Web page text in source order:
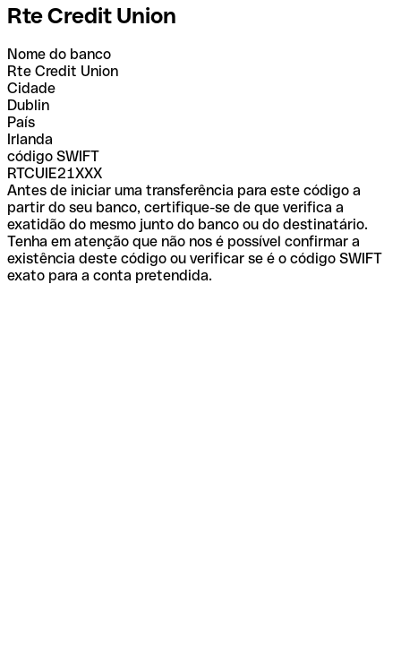
Rte Credit Union
Nome do banco
Rte Credit Union
Cidade
Dublin
País
Irlanda
código SWIFT
RTCUIE21XXX
Antes de iniciar uma transferência para este código a
partir do seu banco, certifique-se de que verifica a
exatidão do mesmo junto do banco ou do destinatário.
Tenha em atenção que não nos é possível confirmar a
existência deste código ou verificar se é o código SWIFT
exato para a conta pretendida.